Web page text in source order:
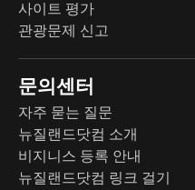
사이트 평가
관광문제 신고
문의센터
자주 묻는 질문
뉴질랜드닷컴 소개
비지니스 등록 안내
뉴질랜드닷컴 링크 걸기